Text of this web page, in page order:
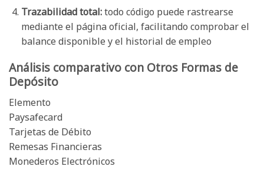
Trazabilidad total:todo código puede rastrearse
mediante el página oficial, facilitando comprobar el
balance disponible y el historial de empleo
Análisis comparativo con Otros Formas de
Depósito
Elemento
Paysafecard
Tarjetas de Débito
Remesas Financieras
Monederos Electrónicos